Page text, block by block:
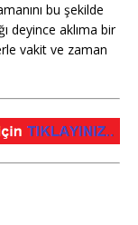
bu şekilde
deyince aklıma bir
vakit ve zaman